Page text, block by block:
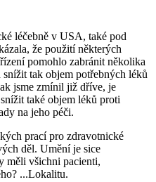
léčebně v USA, také pod
že použití některých
pomohlo zabránit několika
snížit tak objem potřebných léků
jsme zmínil již dříve, je
také objem léků proti
na jeho péči.
prací pro zdravotnické
děl. Umění je sice
měli všichni pacienti,
...Lokalitu.